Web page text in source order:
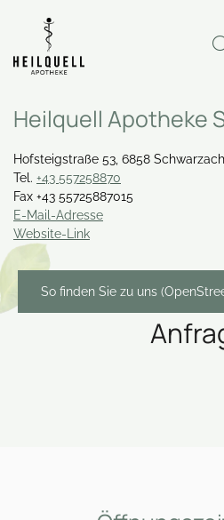
Heilquell Apotheke
Hofsteigstraße 53, 6858 Schwarzach
Tel. +43 557258870
Fax +43 55725887015
E-Mail-Adresse
Website-Link
So finden Sie zu uns